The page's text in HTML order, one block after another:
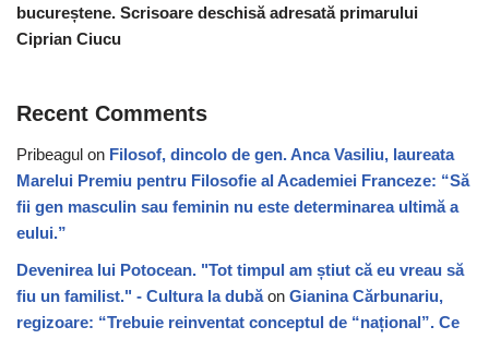
bucureștene. Scrisoare deschisă adresată primarului
Ciprian Ciucu
Recent Comments
Pribeagul on Filosof, dincolo de gen. Anca Vasiliu, laureata
Marelui Premiu pentru Filosofie al Academiei Franceze: “Să
fii gen masculin sau feminin nu este determinarea ultimă a
eului.”
Devenirea lui Potocean. "Tot timpul am știut că eu vreau să
fiu un familist." - Cultura la dubăon Gianina Cărbunariu,
regizoare: “Trebuie reinventat conceptul de “național”. Ce